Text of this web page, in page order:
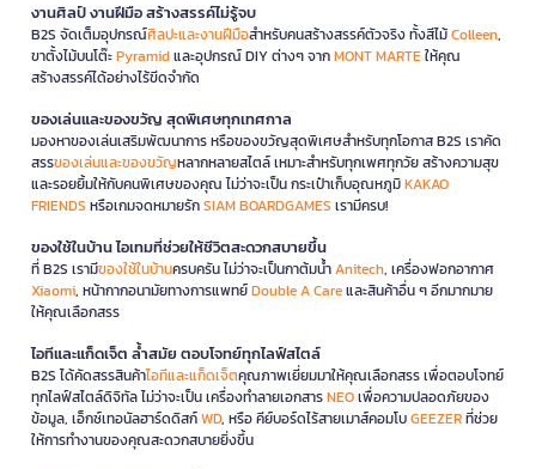
งานศิลป์ งานฝีมือ สร้างสรรค์ไม่รู้จบ
B2S จัดเต็มอุปกรณ์ศิลปะและงานฝีมือสำหรับคนสร้างสรรค์ตัวจริง ทั้งสีไม้Colleen,
ขาตั้งไม้บนโต๊ะPyramidและอุปกรณ์ DIY ต่างๆ จากMONT MARTEให้คุณ
สร้างสรรค์ได้อย่างไร้ขีดจำกัด
ของเล่นและของขวัญ สุดพิเศษทุกเทศกาล
มองหาของเล่นเสริมพัฒนาการ หรือของขวัญสุดพิเศษสำหรับทุกโอกาส B2S เราคัด
สรรของเล่นและของขวัญหลากหลายสไตล์ เหมาะสำหรับทุกเพศทุกวัย สร้างความสุข
และรอยยิ้มให้กับคนพิเศษของคุณ ไม่ว่าจะเป็น กระเป๋าเก็บอุณหภูมิKAKAO
FRIENDS หรือเกมจดหมายรักSIAM BOARDGAMES เรามีครบ!
ของใช้ในบ้าน ไอเทมที่ช่วยให้ชีวิตสะดวกสบายขึ้น
ที่ B2S เรามีของใช้ในบ้านครบครัน ไม่ว่าจะเป็นกาต้มน้ำAnitech, เครื่องฟอกอากาศ
Xiaomi, หน้ากากอนามัยทางการแพทย์Double A Careและสินค้าอื่น ๆ อีกมากมาย
ให้คุณเลือกสรร
ไอทีและแก็ดเจ็ต ล้ำสมัย ตอบโจทย์ทุกไลฟ์สไตล์
B2S ได้คัดสรรสินค้าไอทีและแก็ดเจ็ตคุณภาพเยี่ยมมาให้คุณเลือกสรร เพื่อตอบโจทย์
ทุกไลฟ์สไตล์ดิจิทัล ไม่ว่าจะเป็น เครื่องทำลายเอกสารNEOเพื่อความปลอดภัยของ
ข้อมูล, เอ็กซ์เทอนัลฮาร์ดดิสก์WD, หรือ คีย์บอร์ดไร้สายเมาส์คอมโบGEEZERที่ช่วย
ให้การทำงานของคุณสะดวกสบายยิ่งขึ้น